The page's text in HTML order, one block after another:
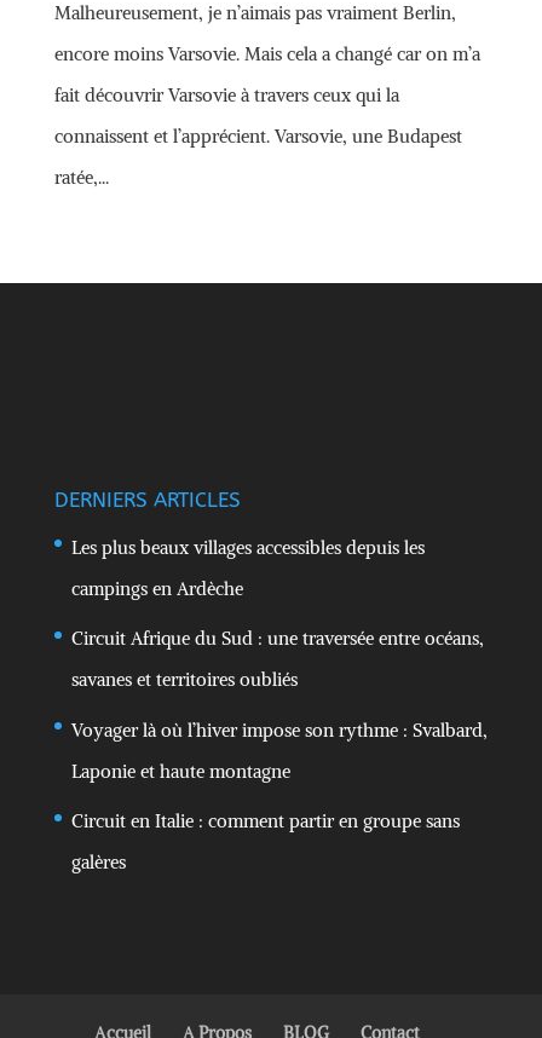
Malheureusement, je n’aimais pas vraiment Berlin,
encore moins Varsovie. Mais cela a changé car on m’a
fait découvrir Varsovie à travers ceux qui la
connaissent et l’apprécient. Varsovie, une Budapest
ratée,...
DERNIERS ARTICLES
Les plus beaux villages accessibles depuis les
campings en Ardèche
Circuit Afrique du Sud : une traversée entre océans,
savanes et territoires oubliés
Voyager là où l’hiver impose son rythme : Svalbard,
Laponie et haute montagne
Circuit en Italie : comment partir en groupe sans
galères
Accueil A Propos BLOG Contact